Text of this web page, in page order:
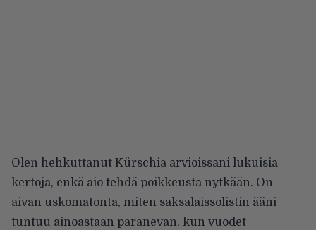
Olen hehkuttanut Kürschia arvioissani lukuisia
kertoja, enkä aio tehdä poikkeusta nytkään. On
aivan uskomatonta, miten saksalaissolistin ääni
tuntuu ainoastaan paranevan, kun vuodet